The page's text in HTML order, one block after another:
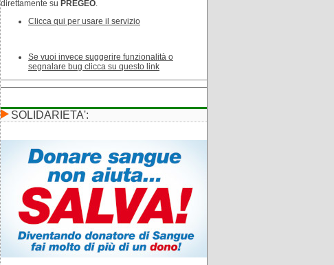
direttamente su PREGEO.
Clicca qui per usare il servizio
Se vuoi invece suggerire funzionalità o
segnalare bug clicca su questo link
SOLIDARIETA':